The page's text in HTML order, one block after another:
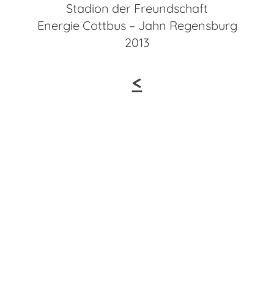
Stadion der Freundschaft
Energie Cottbus – Jahn Regensburg
2013
<